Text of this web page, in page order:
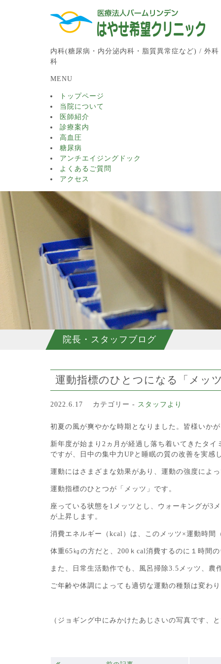
内科(糖尿病・内分泌内科・脂質異常症など) / 外
科
MENU
トップページ
当院について
医師紹介
診療案内
高血圧
糖尿病
アンチエイジングドック
よくあるご質問
アクセス
院長・スタッフブログ
運動指標のひとつになる「メッ
2022.6.17 カテゴリー - スタッフより
初夏の風が爽やかな時期となりました。皆様いか
新年度が始まり2ヵ月が経過し落ち着いてきたタ
ですが、日中の集中力UPと睡眠の質の改善を実感
運動にはさまざまな効果があり、運動の強度によ
運動指標のひとつが「メッツ」です。
座っている状態を1メッツとし、ウォーキングが3
が上昇します。
消費エネルギー（kcal）は、このメッツ×運動時間
体重65㎏の方だと、200ｋcal消費するのに１時間
また、日常生活動作でも、風呂掃除3.5メッツ、農
ご年齢や体調によっても適切な運動の種類は変わ
（ジョギング中にみかけたあじさいの写真です、